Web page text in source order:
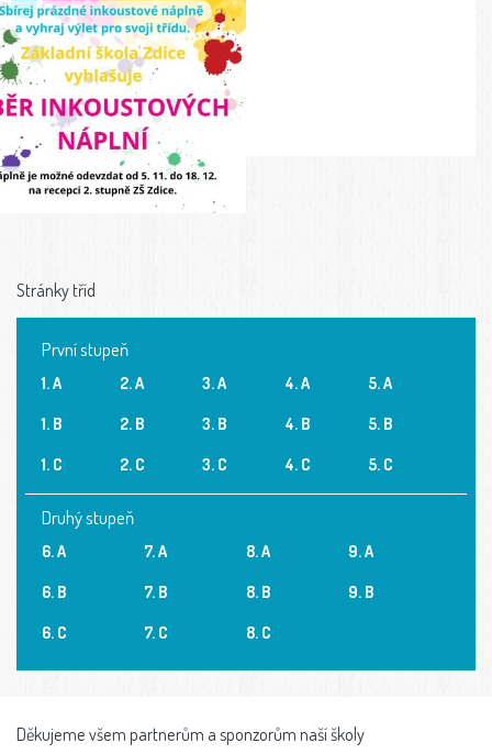
Stránky tříd
První stupeň
1. A
1. B
1. C
2. A
2. B
2. C
3. A
3. B
3. C
4. A
4. B
4. C
5. A
5. B
5. C
Druhý stupeň
6. A
6. B
6. C
7. A
7. B
7. C
8. A
8. B
8. C
9. A
9. B
Děkujeme všem partnerům a sponzorům naší školy